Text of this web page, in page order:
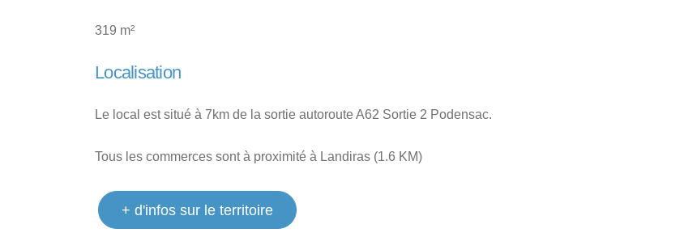
319 m²
Localisation
Le local est situé à 7km de la sortie autoroute A62 Sortie 2 Podensac.
Tous les commerces sont à proximité à Landiras (1.6 KM)
+ d'infos sur le territoire